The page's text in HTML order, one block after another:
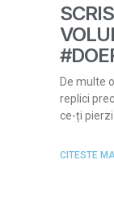
De multe
replici
ce-ți pierzi
CITESTE